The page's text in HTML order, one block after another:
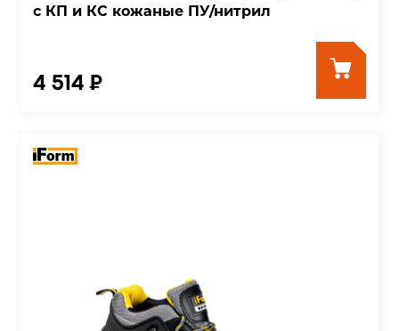
с КП и КС кожаные ПУ/нитрил
4 514 ₽